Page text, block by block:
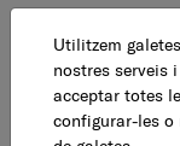
10,45 €
Utilitzem
nostres serveis
acceptar totes
configurar-les